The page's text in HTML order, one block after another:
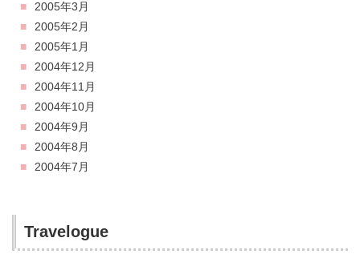
2005年3月
2005年2月
2005年1月
2004年12月
2004年11月
2004年10月
2004年9月
2004年8月
2004年7月
Travelogue